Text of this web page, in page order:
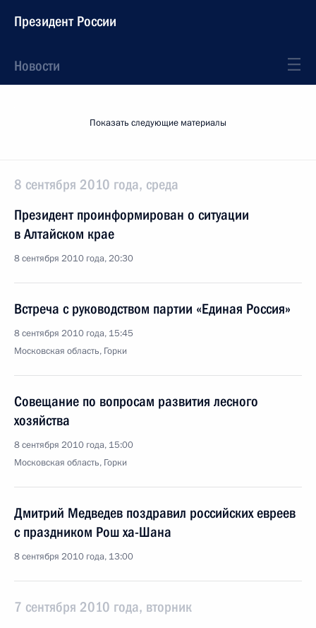
Президент России
Новости
Показать следующие материалы
8 сентября 2010 года, среда
Президент проинформирован о ситуации
в Алтайском крае
8 сентября 2010 года, 20:30
Встреча с руководством партии «Единая Россия»
8 сентября 2010 года, 15:45
Московская область, Горки
Совещание по вопросам развития лесного
хозяйства
8 сентября 2010 года, 15:00
Московская область, Горки
Дмитрий Медведев поздравил российских евреев
с праздником Рош ха-Шана
8 сентября 2010 года, 13:00
7 сентября 2010 года, вторник